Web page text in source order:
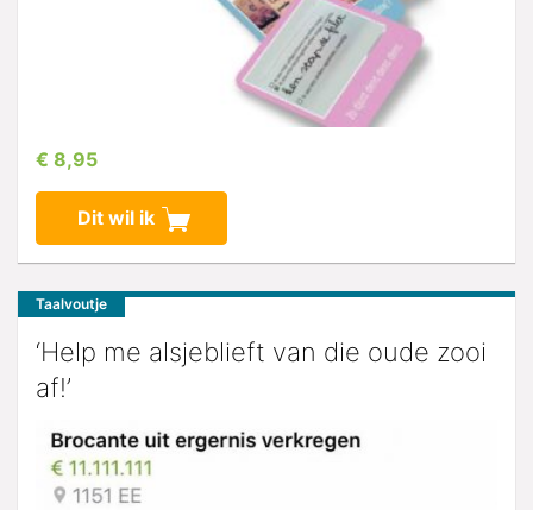
€ 8,95
Dit wil ik
Taalvoutje
‘Help me alsjeblieft van die oude zooi
af!’